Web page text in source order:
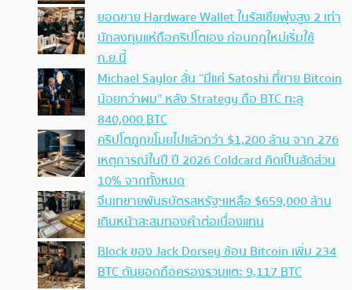
ยอดขาย Hardware Wallet ในรัสเซียพุ่งสูง 2 เท่า
นักลงทุนแห่ถือคริปโตเอง ก่อนกฎใหม่เริ่มใช้
ก.ย.นี้
Michael Saylor ลั่น “มีแค่ Satoshi ที่ขาย Bitcoin
น้อยกว่าผม” หลัง Strategy ถือ BTC ทะลุ
840,000 BTC
คริปโตถูกขโมยไปแล้วกว่า $1,200 ล้าน จาก 276
เหตุการณ์ในปี ปี 2026 Coldcard คิดเป็นสัดส่วน
10% จากทั้งหมด
จีนเทขายพันธบัตรสหรัฐฯเหลือ $659,000 ล้าน
เดินหน้าสะสมทองคำต่อเนื่องแทน
Block ของ Jack Dorsey ช้อน Bitcoin เพิ่ม 234
BTC ดันยอดถือครองรวมแตะ 9,117 BTC